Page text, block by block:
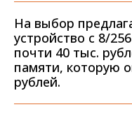
На выбор
устройство с 8/
почти 40 тыс.
памяти, которую
рублей.